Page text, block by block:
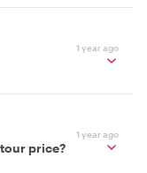
1 year ago
1 year ago
price?